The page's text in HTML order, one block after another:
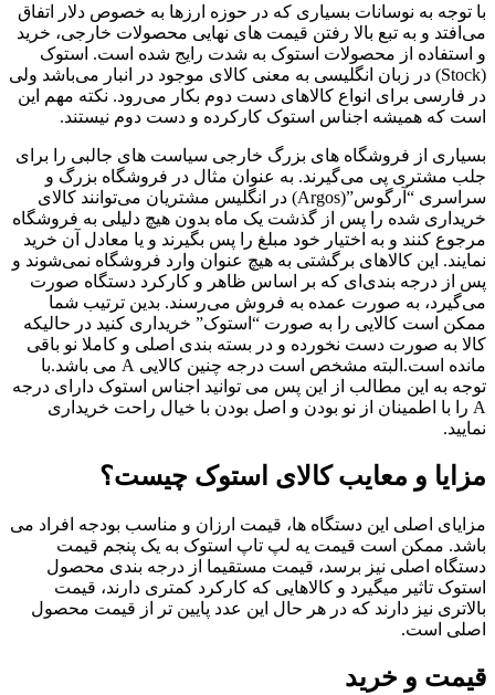
با توجه به نوسانات بسیاری که در حوزه ارزها به خصوص دلار اتفاق
می‌افتد و به تبع بالا رفتن قیمت های نهایی محصولات خارجی، خرید
و استفاده از محصولات استوک به شدت رایج شده است. استوک
(Stock) در زبان انگلیسی به معنی کالای موجود در انبار می‌باشد ولی
در فارسی برای انواع کالاهای دست دوم بکار می‌رود. نکته مهم این
است که همیشه اجناس استوک کارکرده و دست دوم نیستند.
بسیاری از فروشگاه های بزرگ خارجی سیاست های جالبی را برای
جلب مشتری پی می‌گیرند. به عنوان مثال در فروشگاه بزرگ و
سراسری “آرگوس”(Argos) در انگلیس مشتریان می‌توانند کالای
خریداری شده را پس از گذشت یک ماه بدون هیچ دلیلی به فروشگاه
مرجوع کنند و به اختیار خود مبلغ را پس بگیرند و یا معادل آن خرید
نمایند. این کالاهای برگشتی به هیچ عنوان وارد فروشگاه نمی‌شوند و
پس از درجه بندی‌ای که بر اساس ظاهر و کارکرد دستگاه صورت
می‌گیرد، به صورت عمده به فروش می‌رسند. بدین ترتیب شما
ممکن است کالایی را به صورت “استوک” خریداری کنید در حالیکه
کالا به صورت دست نخورده و در بسته بندی اصلی و کاملا نو باقی
مانده است.البته مشخص است درجه چنین کالایی A می باشد.با
توجه به این مطالب از این پس می توانید اجناس استوک دارای درجه
A را با اطمینان از نو بودن و اصل بودن با خیال راحت خریداری
نمایید.
مزایا و معایب کالای استوک چیست؟
مزایای اصلی این دستگاه ها، قیمت ارزان و مناسب بودجه افراد می
باشد. ممکن است قیمت یه لپ تاپ استوک به یک پنجم قیمت
دستگاه اصلی نیز برسد، قیمت مستقیما از درجه بندی محصول
استوک تاثیر میگیرد و کالاهایی که کارکرد کمتری دارند، قیمت
بالاتری نیز دارند که در هر حال این عدد پایین تر از قیمت محصول
اصلی است.
قیمت و خرید